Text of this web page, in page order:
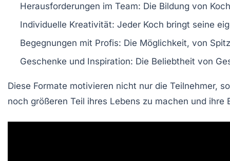
Herausforderungen im Team: Die Bildung von
Individuelle Kreativität: Jeder Koch bringt seine
Begegnungen mit Profis: Die Möglichkeit, von
Geschenke und Inspiration: Die Beliebtheit von
Diese Formate motivieren nicht nur die Teilnehmer,
noch größeren Teil ihres Lebens zu machen und ihre